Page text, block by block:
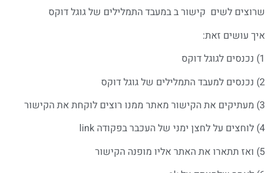
שרוצים לשים קישור ב במעבד התמלילים של גוגל דוקס
איך עושים זאת:
1) נכנסים לגוגל דוקס
2) נכנסים למעבד התמלילים של גוגל דוקס
3) מעתיקים את הקישור מאתר ממנו רוצים לוקחת את הקישור
4) לוחצים על לחצן ימני של העכבר בפקודה link
5) ואז תתארו את האתר אליו מופנה הקישור